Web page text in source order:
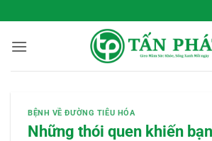
qua
nội
BỆNH VỀ ĐƯỜNG TIÊU HÓA
Những thói quen khiến